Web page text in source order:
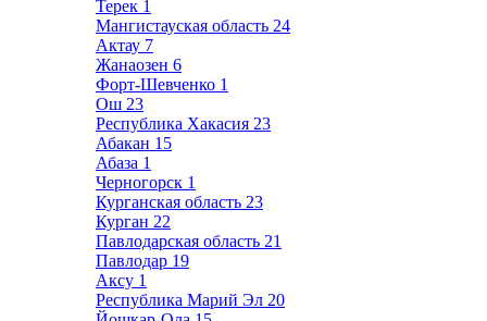
Терек 1
Мангистауская область 24
Актау 7
Жанаозен 6
Форт-Шевченко 1
Ош 23
Республика Хакасия 23
Абакан 15
Абаза 1
Черногорск 1
Курганская область 23
Курган 22
Павлодарская область 21
Павлодар 19
Аксу 1
Республика Марий Эл 20